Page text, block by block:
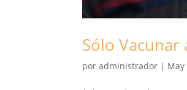
Sólo Vacunar
poradministrador | May